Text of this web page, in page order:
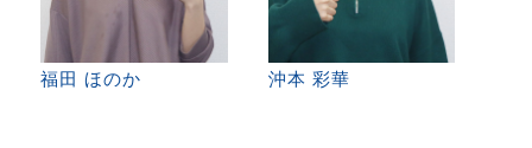
福田 ほのか 沖本 彩華